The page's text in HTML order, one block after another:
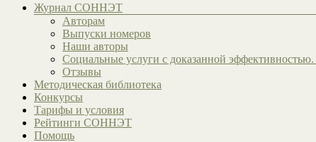
Журнал СОННЭТ
Авторам
Выпуски номеров
Наши авторы
Социальные услуги с доказанной
Отзывы
Методическая библиотека
Конкурсы
Тарифы и условия
Рейтинги СОННЭТ
Помощь